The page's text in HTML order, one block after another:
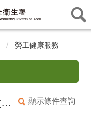
勞工健康服務
顯示條件查詢
執行職務遭受不法侵害預防指引【公告版】